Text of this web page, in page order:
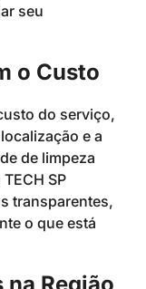
seu
o Custo
do serviço,
e a
de limpeza
SP
transparentes,
o que está